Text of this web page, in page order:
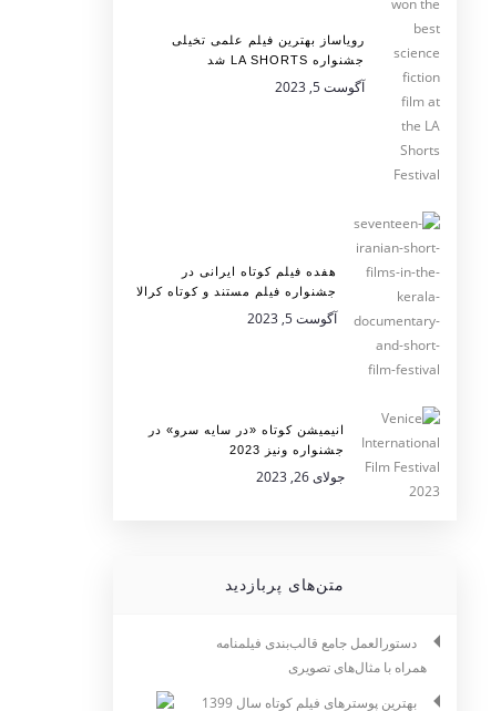
رویاساز بهترین فیلم علمی تخیلی
جشنواره LA SHORTS شد
آگوست 5, 2023
هفده فیلم کوتاه ایرانی در
جشنواره فیلم مستند و کوتاه کرالا
آگوست 5, 2023
انیمیشن کوتاه «در سایه سرو» در
جشنواره ونیز 2023
جولای 26, 2023
متن‌های پربازدید
دستورالعمل جامع قالب‌بندی فیلمنامه
همراه با مثال‌های تصویری
بهترین پوسترهای فیلم کوتاه سال 1399